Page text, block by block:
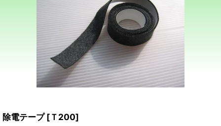
除電テープ [Ｔ200]